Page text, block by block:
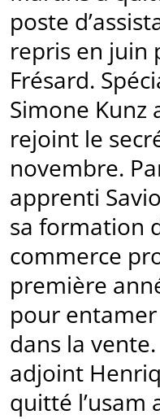
poste
repris en juin
Frésard.
Simone Kunz
rejoint le
novembre.
apprenti
sa formation
commerce
première
pour
dans la
adjoint
quitté l’usam